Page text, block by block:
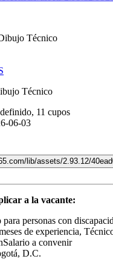
Técnico
Técnico
, 11 cupos
06-03
a la vacante:
para personas con
de experiencia,
Salario a convenir
D.C.